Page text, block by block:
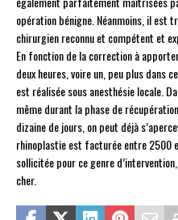
opération bénigne. Néanmoins, il est
chirurgien reconnu et compétent et
En fonction de la correction à
deux heures, voire un, peu plus dans
est réalisée sous anesthésie locale.
même durant la phase de
dizaine de jours, on peut déjà
rhinoplastie est facturée entre 2500
sollicitée pour ce genre
cher.